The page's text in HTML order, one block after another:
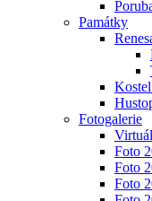
Památky
Fotogalerie
Foto
Foto
Foto